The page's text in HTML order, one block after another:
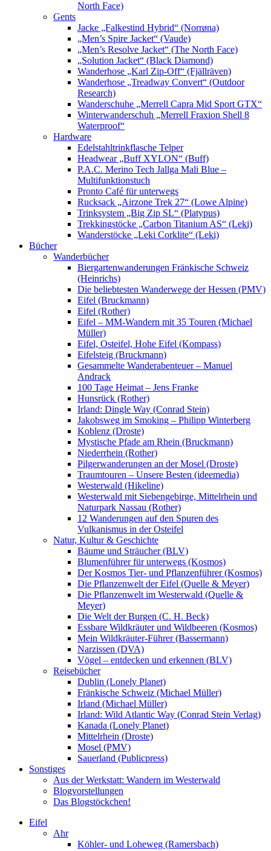
North Face)
Gents
Jacke „Falkestind Hybrid“ (Norrøna)
„Men’s Spire Jacket“ (Vaude)
„Men’s Resolve Jacket“ (The North Face)
„Solution Jacket“ (Black Diamond)
Wanderhose „Karl Zip-Off“ (Fjällräven)
Wanderhose „Treadway Convert“ (Outdoor
Research)
Wanderschuhe „Merrell Capra Mid Sport GTX“
Winterwanderschuh „Merrell Fraxion Shell 8
Waterproof“
Hardware
Edelstahltrinkflasche Telper
Headwear „Buff XYLON“ (Buff)
P.A.C. Merino Tech Jallga Mali Blue –
Multifunktionstuch
Pronto Café für unterwegs
Rucksack „Airzone Trek 27“ (Lowe Alpine)
Trinksystem „Big Zip SL“ (Platypus)
Trekkingstöcke „Carbon Titanium AS“ (Leki)
Wanderstöcke „Leki Corklite“ (Leki)
Bücher
Wanderbücher
Biergartenwanderungen Fränkische Schweiz
(Heinrichs)
Die beliebtesten Wanderwege der Hessen (PMV)
Eifel (Bruckmann)
Eifel (Rother)
Eifel – MM-Wandern mit 35 Touren (Michael
Müller)
Eifel, Osteifel, Hohe Eifel (Kompass)
Eifelsteig (Bruckmann)
Gesammelte Wanderabenteuer – Manuel
Andrack
100 Tage Heimat – Jens Franke
Hunsrück (Rother)
Irland: Dingle Way (Conrad Stein)
Jakobsweg im Smoking – Philipp Winterberg
Koblenz (Droste)
Mystische Pfade am Rhein (Bruckmann)
Niederrhein (Rother)
Pilgerwanderungen an der Mosel (Droste)
Traumtouren – Unsere Besten (ideemedia)
Westerwald (Hikeline)
Westerwald mit Siebengebirge, Mittelrhein und
Naturpark Nassau (Rother)
12 Wanderungen auf den Spuren des
Vulkanismus in der Osteifel
Natur, Kultur & Geschichte
Bäume und Sträucher (BLV)
Blumenführer für unterwegs (Kosmos)
Der Kosmos Tier- und Pflanzenführer (Kosmos)
Die Pflanzenwelt der Eifel (Quelle & Meyer)
Die Pflanzenwelt im Westerwald (Quelle &
Meyer)
Die Welt der Burgen (C. H. Beck)
Essbare Wildkräuter und Wildbeeren (Kosmos)
Mein Wildkräuter-Führer (Bassermann)
Narzissen (DVA)
Vögel – entdecken und erkennen (BLV)
Reisebücher
Dublin (Lonely Planet)
Fränkische Schweiz (Michael Müller)
Irland (Michael Müller)
Irland: Wild Atlantic Way (Conrad Stein Verlag)
Kanada (Lonely Planet)
Mittelrhein (Droste)
Mosel (PMV)
Sauerland (Publicpress)
Sonstiges
Aus der Werkstatt: Wandern im Westerwald
Blogvorstellungen
Das Blogstöckchen!
Eifel
Ahr
Köhler- und Loheweg (Ramersbach)